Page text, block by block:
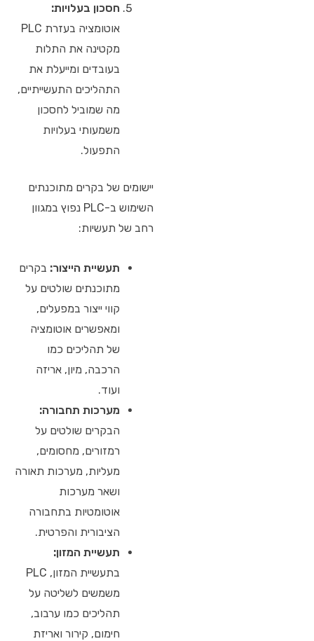
חסכון בעלויות:
אוטומציה בעזרת PLC
מקטינה את התלות
בעובדים ומייעלת את
התהליכים התעשייתיים,
מה שמוביל לחסכון
משמעותי בעלויות
התפעול.
יישומים של בקרים מתוכנתים
השימוש ב-PLC נפוץ במגוון
רחב של תעשיות:
תעשיית הייצור: בקרים
מתוכנתים שולטים על
קווי ייצור במפעלים,
ומאפשרים אוטומציה
של תהליכים כמו
הרכבה, מיון, אריזה
ועוד.
מערכות תחבורה:
הבקרים שולטים על
רמזורים, מחסומים,
מעליות, מערכות תאורה
ושאר מערכות
אוטומטיות בתחבורה
הציבורית והפרטית.
תעשיית המזון:
בתעשיית המזון, PLC
משמשים לשליטה על
תהליכים כמו ערבוב,
חימום, קירור ואריזת